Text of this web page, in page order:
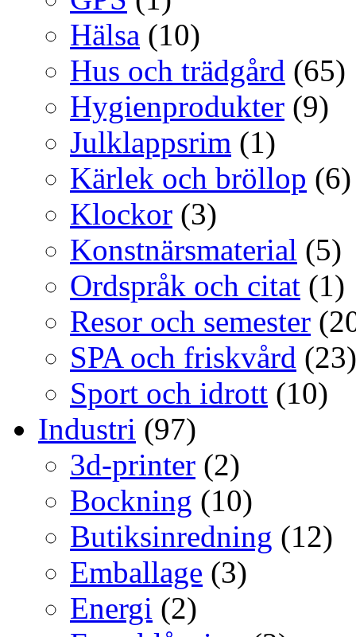
Hälsa (10)
Hus och trädgård (65)
Hygienprodukter (9)
Julklappsrim (1)
Kärlek och bröllop (6)
Klockor (3)
Konstnärsmaterial (5)
Ordspråk och citat (1)
Resor och semester
SPA och friskvård (23)
Sport och idrott (10)
Industri (97)
3d-printer (2)
Bockning (10)
Butiksinredning (12)
Emballage (3)
Energi (2)